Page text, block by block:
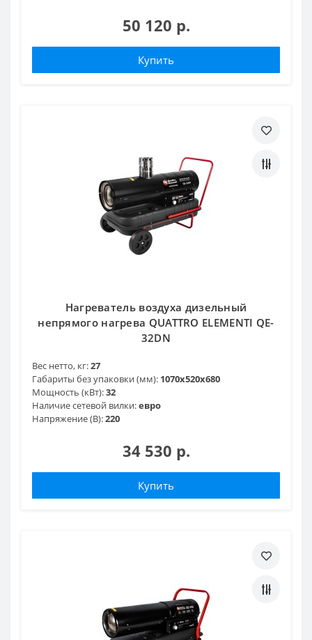
50 120 р.
Купить
Нагреватель воздуха дизельный
непрямого нагрева QUATTRO ELEMENTI QE-
32DN
Вес нетто, кг:27
Габариты без упаковки (мм): 1070х520х680
Мощность (кВт):32
Наличие сетевой вилки:евро
Напряжение (В):220
34 530 р.
Купить